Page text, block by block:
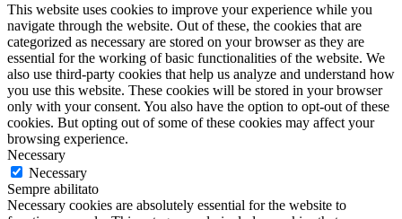
This website uses cookies to improve your experience while you
navigate through the website. Out of these, the cookies that are
categorized as necessary are stored on your browser as they are
essential for the working of basic functionalities of the website. We
also use third-party cookies that help us analyze and understand how
you use this website. These cookies will be stored in your browser
only with your consent. You also have the option to opt-out of these
cookies. But opting out of some of these cookies may affect your
browsing experience.
Necessary
Necessary
Sempre abilitato
Necessary cookies are absolutely essential for the website to